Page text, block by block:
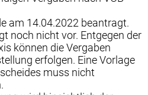
am 14.04.2022 beantragt.
noch nicht vor. Entgegen der
können die Vergaben
erfolgen. Eine Vorlage
muss nicht